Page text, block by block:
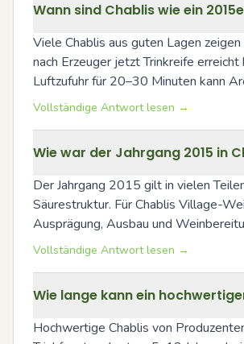
Wann sind Chablis wie ein
Viele Chablis aus guten Lagen
nach Erzeuger jetzt Trinkreife
Luftzufuhr für 20–30 Minuten kann
Vollständige Antwort lesen →
Wie war der Jahrgang 2015 in
Der Jahrgang 2015 gilt in vielen
Säurestruktur. Für Chablis Village-
Ausprägung, Ausbau und
Vollständige Antwort lesen →
Wie lange kann ein
Hochwertige Chablis von